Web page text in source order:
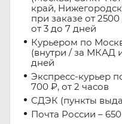
край,
при заказе от
от 3 до 7 дней
Курьером по
(внутри / за МКАД
дней
Экспресс-курьер
700 ₽, от 2 часов
СДЭК (пункты
Почта России –